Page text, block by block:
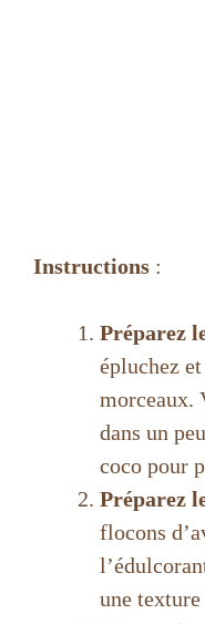
Instructions :
Préparez
épluchez
morceaux.
dans un
coco pour
Préparez
flocons
une texture